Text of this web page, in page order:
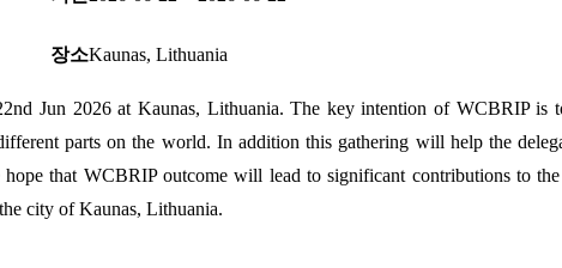
장소Kaunas, Lithuania
Jun 2026 at Kaunas, Lithuania. The key intention of WCBRIP is
parts on the world. In addition this gathering will help the
that WCBRIP outcome will lead to significant contributions to
city of Kaunas, Lithuania.